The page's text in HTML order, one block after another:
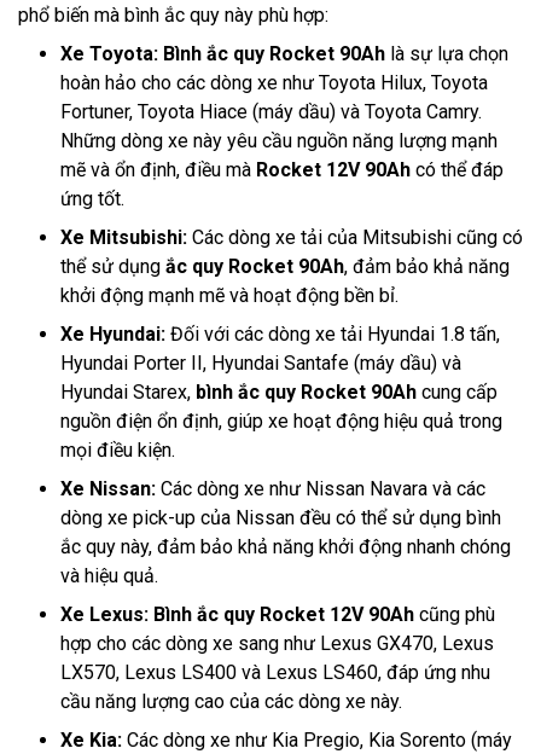
phổ biến mà bình ắc quy này phù hợp:
Xe Toyota: Bình ắc quy Rocket 90Ah là sự lựa chọn
hoàn hảo cho các dòng xe như Toyota Hilux, Toyota
Fortuner, Toyota Hiace (máy dầu) và Toyota Camry.
Những dòng xe này yêu cầu nguồn năng lượng mạnh
mẽ và ổn định, điều mà Rocket 12V 90Ah có thể đáp
ứng tốt.
Xe Mitsubishi: Các dòng xe tải của Mitsubishi cũng có
thể sử dụng ắc quy Rocket 90Ah, đảm bảo khả năng
khởi động mạnh mẽ và hoạt động bền bỉ.
Xe Hyundai: Đối với các dòng xe tải Hyundai 1.8 tấn,
Hyundai Porter II, Hyundai Santafe (máy dầu) và
Hyundai Starex, bình ắc quy Rocket 90Ah cung cấp
nguồn điện ổn định, giúp xe hoạt động hiệu quả trong
mọi điều kiện.
Xe Nissan: Các dòng xe như Nissan Navara và các
dòng xe pick-up của Nissan đều có thể sử dụng bình
ắc quy này, đảm bảo khả năng khởi động nhanh chóng
và hiệu quả.
Xe Lexus: Bình ắc quy Rocket 12V 90Ah cũng phù
hợp cho các dòng xe sang như Lexus GX470, Lexus
LX570, Lexus LS400 và Lexus LS460, đáp ứng nhu
cầu năng lượng cao của các dòng xe này.
Xe Kia: Các dòng xe như Kia Pregio, Kia Sorento (máy